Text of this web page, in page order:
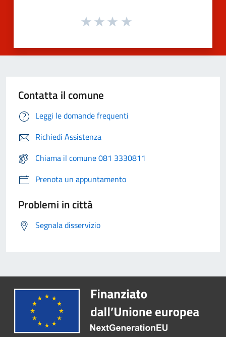
Contatta il comune
Leggi le domande frequenti
Richiedi Assistenza
Chiama il comune 081 3330811
Prenota un appuntamento
Problemi in città
Segnala disservizio